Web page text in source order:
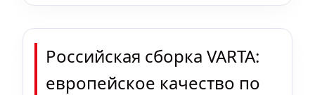
Российская сборка VARTA:
европейское качество по